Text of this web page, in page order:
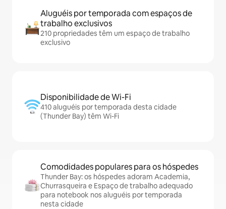
Aluguéis por temporada com espaços de
trabalho exclusivos
210 propriedades têm um espaço de trabalho
exclusivo
Disponibilidade de Wi-Fi
410 aluguéis por temporada desta cidade
(Thunder Bay) têm Wi-Fi
Comodidades populares para os hóspedes
Thunder Bay: os hóspedes adoram Academia,
Churrasqueira e Espaço de trabalho adequado
para notebook nos aluguéis por temporada
nesta cidade